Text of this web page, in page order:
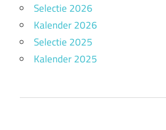
Selectie 2026
Kalender 2026
Selectie 2025
Kalender 2025